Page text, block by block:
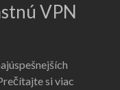
VPN
si viac